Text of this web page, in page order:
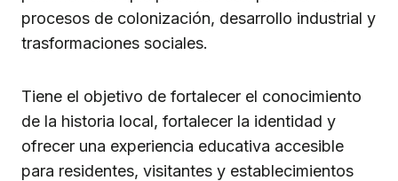
procesos de colonización, desarrollo industrial y
trasformaciones sociales.
Tiene el objetivo de fortalecer el conocimiento
de la historia local, fortalecer la identidad y
ofrecer una experiencia educativa accesible
para residentes, visitantes y establecimientos